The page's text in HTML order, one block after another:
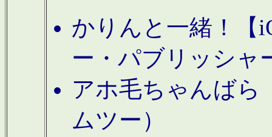
かりんと一緒！【
ー・パブリッシャ
アホ毛ちゃんばら
ムツー）